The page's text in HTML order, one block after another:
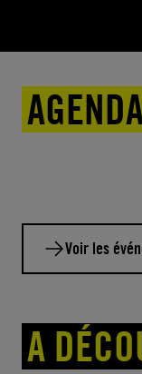
Voir les
A